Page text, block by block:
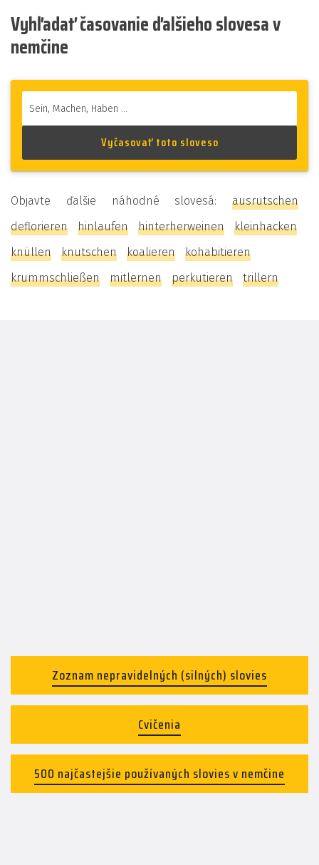
Vyhľadať časovanie ďalšieho slovesa v
nemčine
Objavte ďalšie náhodné slovesá: ausrutschen
deflorieren
hinlaufen hinterherweinen
kleinhacken
knüllen
knutschen koalieren
kohabitieren
krummschließen
mitlernen perkutieren trillern
Zoznam nepravidelných (silných) slovies
Cvičenia
500 najčastejšie používaných slovies v nemčine